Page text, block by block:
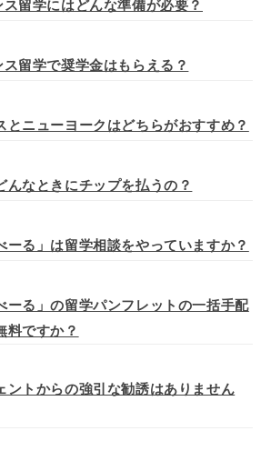
留学にはどんな準備が必要？
留学で奨学金はもらえる？
とニューヨークはどちらがおすすめ？
んなときにチップを払うの？
ーる」は留学相談をやっていますか？
ーる」の留学パンフレットの一括手配
料ですか？
ントからの強引な勧誘はありません